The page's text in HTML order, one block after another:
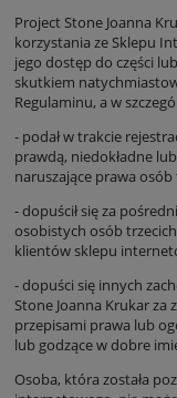
Project Stone Joanna
korzystania ze Sklepu
jego dostęp do części
skutkiem
Regulaminu, a w
- podał w trakcie
prawdą, niedokładne
naruszające prawa osób
- dopuścił się za
osobistych osób
klientów sklepu
- dopuści się innych
Stone Joanna Krukar
przepisami prawa lub
lub godzące w dobre
Osoba, która została